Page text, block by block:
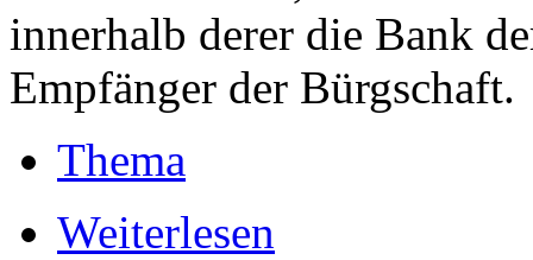
innerhalb derer die Bank
Empfänger der Bürgschaft.
Thema
Weiterlesen